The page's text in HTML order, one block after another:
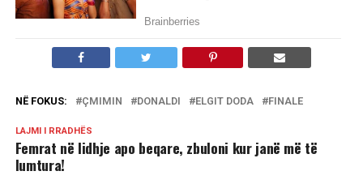
NË FOKUS: ÇMIMIN DONALDI ELGIT DODA FINALE
LAJMI I RRADHËS
Femrat në lidhje apo beqare, zbuloni kur janë më të
lumtura!